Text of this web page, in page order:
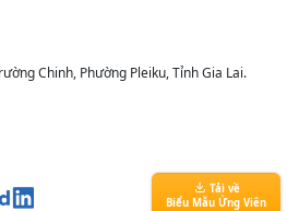
Chinh, Phường Pleiku, Tỉnh Gia Lai.
Tải về
Biểu Mẫu Ứng Viên